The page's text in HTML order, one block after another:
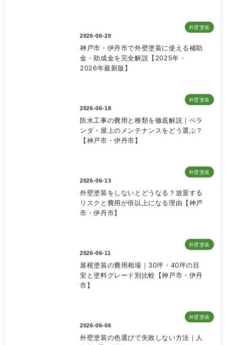
外壁塗装
2026-06-20
神戸市・伊丹市で外壁塗装に使える補助
金・助成金を完全解説【2025年・
2026年最新版】
外壁塗装
2026-06-18
防水工事の費用と種類を徹底解説｜ベラ
ンダ・屋上のメンテナンスをどう選ぶ？
【神戸市・伊丹市】
外壁塗装
2026-06-13
外壁塗装をしないとどうなる？放置する
リスクと費用が倍以上になる理由【神戸
市・伊丹市】
外壁塗装
2026-06-11
屋根塗装の費用相場｜30坪・40坪の目
安と塗料グレード別比較【神戸市・伊丹
市】
外壁塗装
2026-06-06
外壁塗装の色選びで失敗しない方法｜人